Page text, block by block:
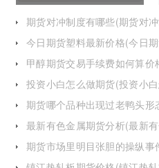
(最准确的黄金期货交易师
是谁)
期货对冲制度有哪些(期货对
今日期货塑料最新价格(今日
甲醇期货交易手续费如何算
价格的)
投资小白怎么做期货(投资小
期货哪个品种出现过老鸭头
形态的变化)
最新有色金属期货分析(最新
期货市场里明目张胆的操纵
事件是什么)